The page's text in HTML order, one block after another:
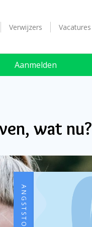
Verwijzers Vacatures
Aanmelden
wat nu?